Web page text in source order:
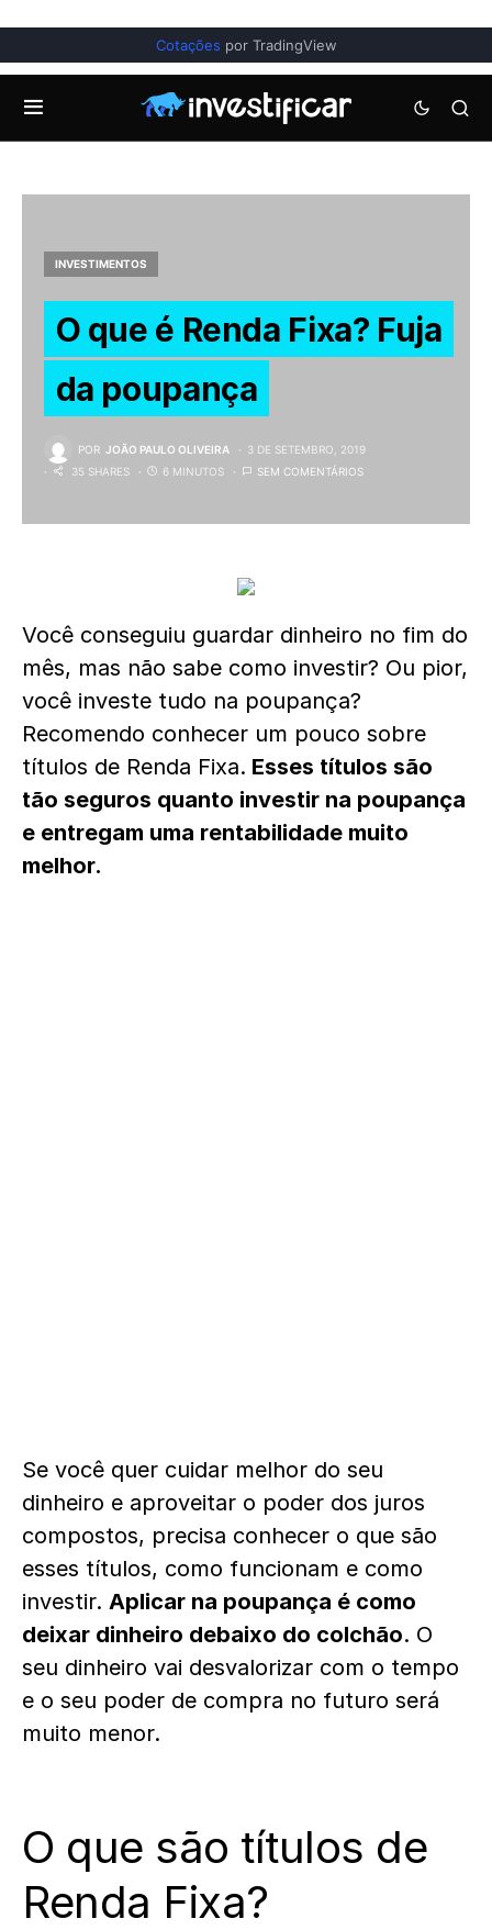
Cotações por TradingView
INVESTIMENTOS
O que é Renda Fixa? Fuja
da poupança
POR JOÃO PAULO OLIVEIRA
3 DE SETEMBRO, 2019
35 SHARES
6 MINUTOS SEM COMENTÁRIOS
Você conseguiu guardar dinheiro no fim do
mês, mas não sabe como investir? Ou pior,
você investe tudo na poupança?
Recomendo conhecer um pouco sobre
títulos de Renda Fixa. Esses títulos são
tão seguros quanto investir na poupança
e entregam uma rentabilidade muito
melhor.
Se você quer cuidar melhor do seu
dinheiro e aproveitar o poder dos juros
compostos, precisa conhecer o que são
esses títulos, como funcionam e como
investir. Aplicar na poupança é como
deixar dinheiro debaixo do colchão. O
seu dinheiro vai desvalorizar com o tempo
e o seu poder de compra no futuro será
muito menor.
O que são títulos de
Renda Fixa?